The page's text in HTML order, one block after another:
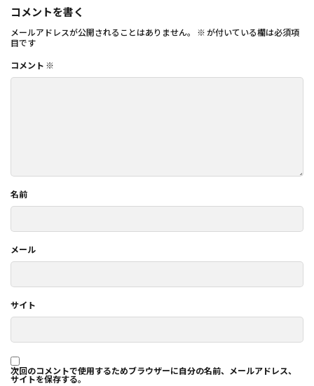
コメントを書く
メールアドレスが公開されることはありません。 ※ が付いている欄は必須項
目です
コメント ※
名前
メール
サイト
次回のコメントで使用するためブラウザーに自分の名前、メールアドレス、
サイトを保存する。